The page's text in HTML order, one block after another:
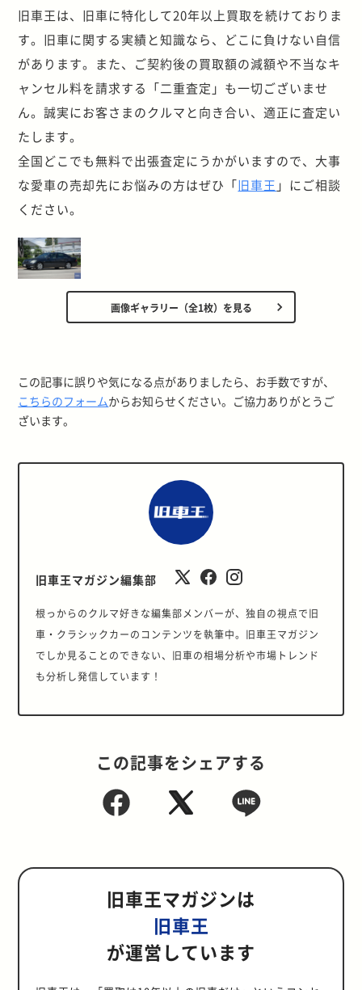
旧車王は、旧車に特化して20年以上買取を続けておりま
す。旧車に関する実績と知識なら、どこに負けない自信
があります。また、ご契約後の買取額の減額や不当なキ
ャンセル料を請求する「二重査定」も一切ございませ
ん。誠実にお客さまのクルマと向き合い、適正に査定い
たします。
全国どこでも無料で出張査定にうかがいますので、大事
な愛車の売却先にお悩みの方はぜひ「旧車王 」にご相談
ください。
画像ギャラリー（全1枚）を見る
この記事に誤りや気になる点がありましたら、お手数ですが、
こちらのフォームからお知らせください。ご協力ありがとうご
ざいます。
旧車王マガジン編集部
根っからのクルマ好きな編集部メンバーが、独自の視点で旧
車・クラシックカーのコンテンツを執筆中。旧車王マガジン
でしか見ることのできない、旧車の相場分析や市場トレンド
も分析し発信しています！
この記事をシェアする
旧車王マガジンは
旧車王
が運営しています